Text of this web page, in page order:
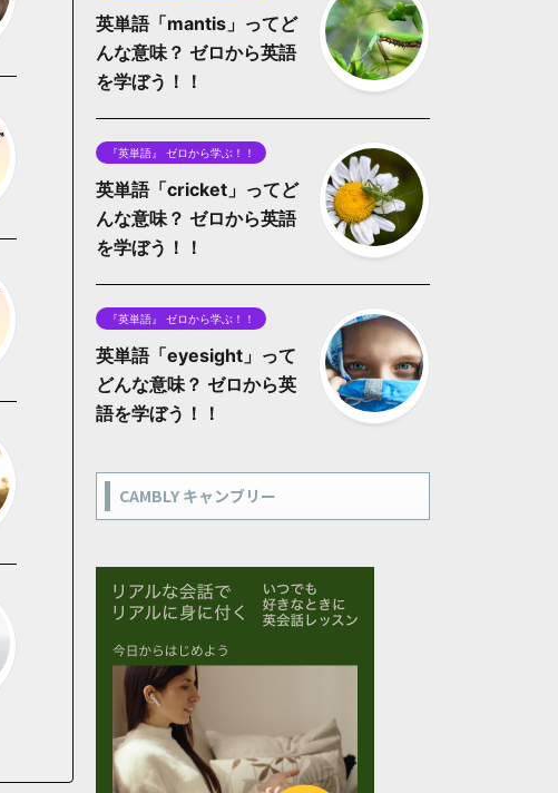
英単語「mantis」ってど
んな意味？ ゼロから英語
を学ぼう！！
『英単語』 ゼロから学ぶ！！
英単語「cricket」ってど
んな意味？ ゼロから英語
を学ぼう！！
『英単語』 ゼロから学ぶ！！
英単語「eyesight」って
どんな意味？ ゼロから英
語を学ぼう！！
CAMBLY キャンブリー